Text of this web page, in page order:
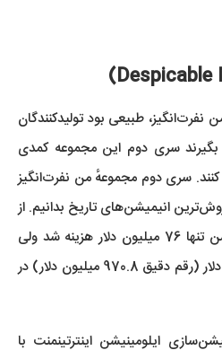
طبیعی بود تولیدکنندگان
سری دوم این مجموعه کمدی
را در سال 2013 عرضه کنند. سری دوم مجموعهٔ من نفرت‌انگیز
انیمیشن‌های تاریخ بدانیم. از
طرفی برای ساخت این انیمیشن تنها 76 میلیون دلار هزینه شد ولی
توانست نزدیک به یک میلیارد دلار (رقم دقیق 970.8 میلیون دلار) در
ایلومینیشن اینترتینمنت با